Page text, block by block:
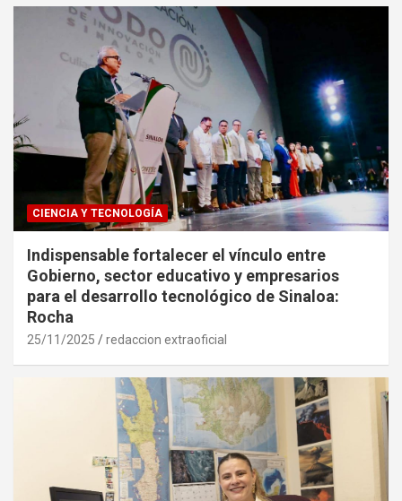
CIENCIA Y TECNOLOGÍA
Indispensable fortalecer el vínculo entre
Gobierno, sector educativo y empresarios
para el desarrollo tecnológico de Sinaloa:
Rocha
25/11/2025 redaccion extraoficial